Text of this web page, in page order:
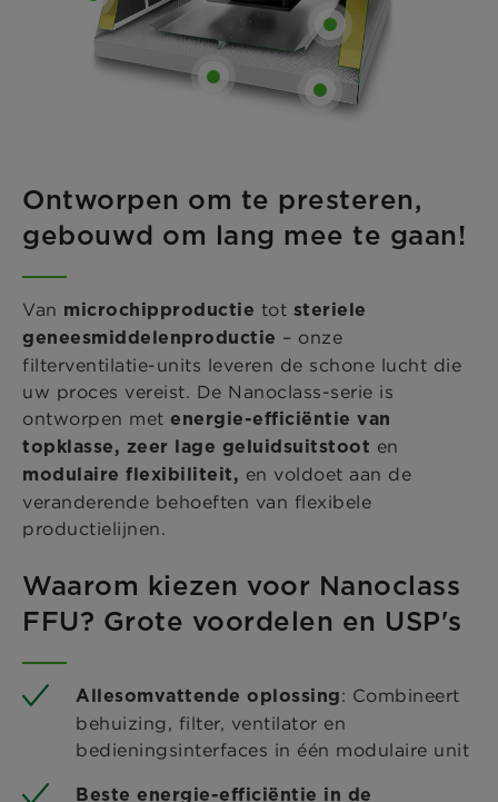
Ontworpen om te presteren,
gebouwd om lang mee te gaan!
Van microchipproductie tot steriele
geneesmiddelenproductie – onze
filterventilatie-units leveren de schone lucht die
uw proces vereist. De Nanoclass-serie is
ontworpen met energie-efficiëntie van
topklasse, zeer lage geluidsuitstoot en
modulaire flexibiliteit, en voldoet aan de
veranderende behoeften van flexibele
productielijnen.
Waarom kiezen voor Nanoclass
FFU? Grote voordelen en USP's
Allesomvattende oplossing: Combineert
behuizing, filter, ventilator en
bedieningsinterfaces in één modulaire unit
Beste energie-efficiëntie in de